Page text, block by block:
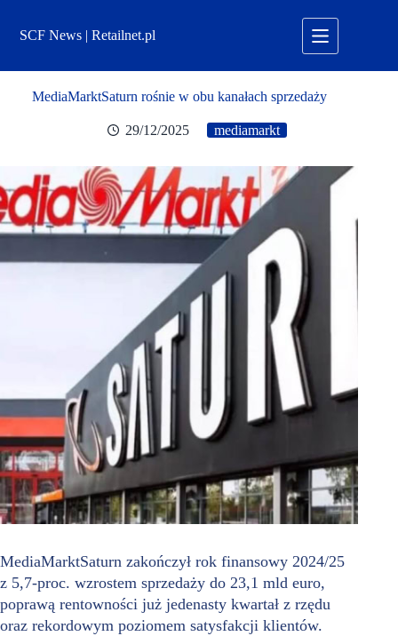
treściSCF News | Retailnet.pl
MediaMarktSaturn rośnie w obu kanałach sprzedaży
29/12/2025 mediamarkt
MediaMarktSaturn zakończył rok finansowy 2024/25
z 5,7-proc. wzrostem sprzedaży do 23,1 mld euro,
poprawą rentowności już jedenasty kwartał z rzędu
oraz rekordowym poziomem satysfakcji klientów.